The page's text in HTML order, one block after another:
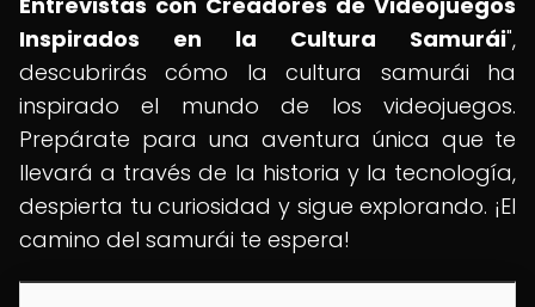
Inspirados en la Cultura Samurái",
descubrirás cómo la cultura samurái ha
inspirado el mundo de los videojuegos.
Prepárate para una aventura única que te
llevará a través de la historia y la tecnología,
despierta tu curiosidad y sigue explorando. ¡El
camino del samurái te espera!